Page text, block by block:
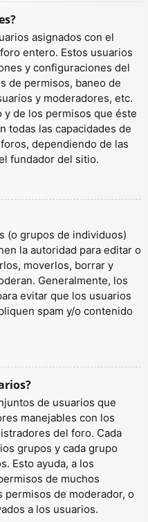
asignados con el
entero. Estos usuarios
y configuraciones del
de permisos, baneo de
y moderadores, etc.
de los permisos que éste
todas las capacidades de
dependiendo de las
fundador del sitio.
(o grupos de individuos)
la autoridad para editar o
moverlos, borrar y
Generalmente, los
evitar que los usuarios
spam y/o contenido
de usuarios que
manejables con los
del foro. Cada
grupos y cada grupo
Esto ayuda, a los
de muchos
permisos de moderador, o
a los usuarios.